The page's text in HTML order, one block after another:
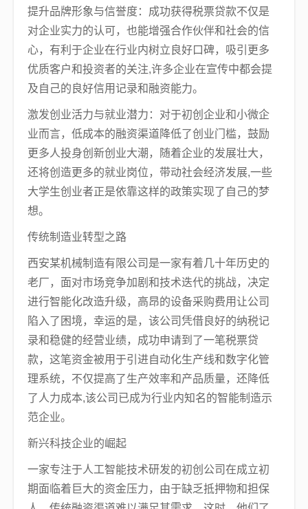
提升品牌形象与信誉度：成功获得税票贷款不仅是
对企业实力的认可，也能增强合作伙伴和社会的信
心，有利于企业在行业内树立良好口碑，吸引更多
优质客户和投资者的关注,许多企业在宣传中都会提
及自己的良好信用记录和融资能力。
激发创业活力与就业潜力：对于初创企业和小微企
业而言，低成本的融资渠道降低了创业门槛，鼓励
更多人投身创新创业大潮，随着企业的发展壮大，
还将创造更多的就业岗位，带动社会经济发展,一些
大学生创业者正是依靠这样的政策实现了自己的梦
想。
传统制造业转型之路
西安某机械制造有限公司是一家有着几十年历史的
老厂，面对市场竞争加剧和技术迭代的挑战，决定
进行智能化改造升级，高昂的设备采购费用让公司
陷入了困境，幸运的是，该公司凭借良好的纳税记
录和稳健的经营业绩，成功申请到了一笔税票贷
款，这笔资金被用于引进自动化生产线和数字化管
理系统，不仅提高了生产效率和产品质量，还降低
了人力成本,该公司已成为行业内知名的智能制造示
范企业。
新兴科技企业的崛起
一家专注于人工智能技术研发的初创公司在成立初
期面临着巨大的资金压力，由于缺乏抵押物和担保